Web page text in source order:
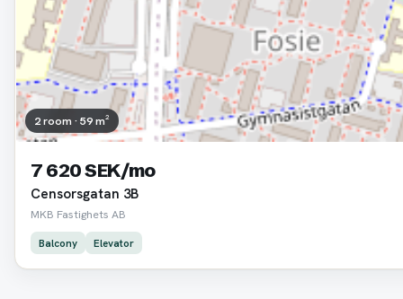
2 room · 59 m²
7 620 SEK/mo
Censorsgatan 3B
MKB Fastighets AB
Balcony Elevator